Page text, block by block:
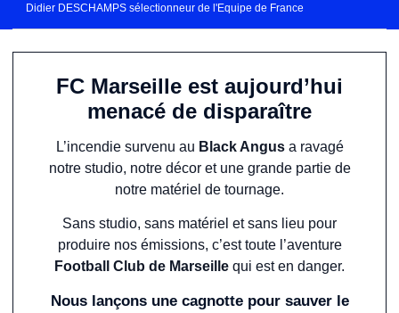
Didier DESCHAMPS sélectionneur de l'Equipe de France
FC Marseille est aujourd’hui
menacé de disparaître
L’incendie survenu au Black Angusa ravagé
notre studio, notre décor et une grande partie de
notre matériel de tournage.
Sans studio, sans matériel et sans lieu pour
produire nos émissions, c’est toute l’aventure
Football Club de Marseille qui est en danger.
Nous lançons une cagnotte pour sauver le